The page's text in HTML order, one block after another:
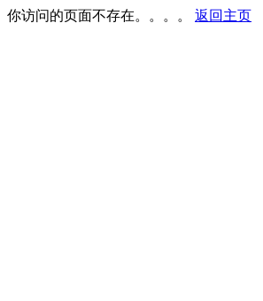
你访问的页面不存在。。。。 返回主页